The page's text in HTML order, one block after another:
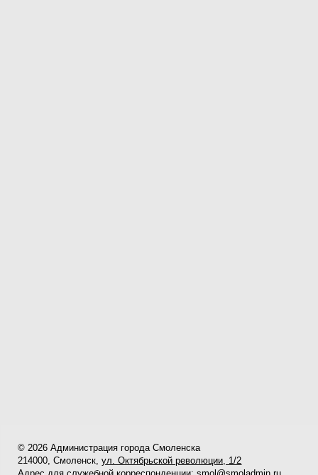
© 2026 Администрация города Смоленска
214000, Смоленск,ул. Октябрьской революции, 1/2